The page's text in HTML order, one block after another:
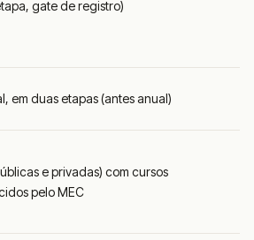
gate de registro)
em duas etapas (antes anual)
e privadas) com cursos
pelo MEC